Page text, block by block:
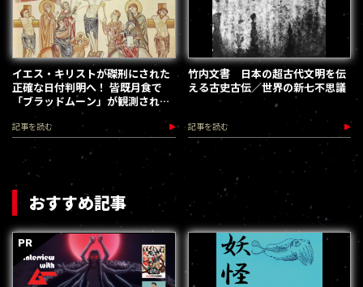
イエス・キリストが磔刑にされた
正確な日付判明へ！ 皆既月食で
「ブラッドムーン」が観測されて
いた!?
記事を読む
竹内文書 日本の超古代文明を伝
える古史古伝／世界の新七不思議
記事を読む
おすすめ記事